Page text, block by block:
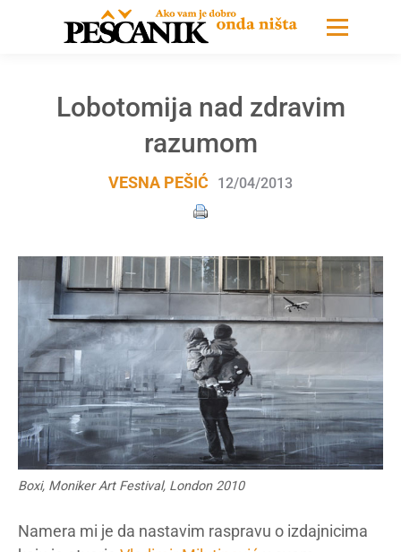
Lobotomija nad zdravim
razumom
VESNA PEŠIĆ 12/04/2013
Boxi, Moniker Art Festival, London 2010
Namera mi je da nastavim raspravu o izdajnicima